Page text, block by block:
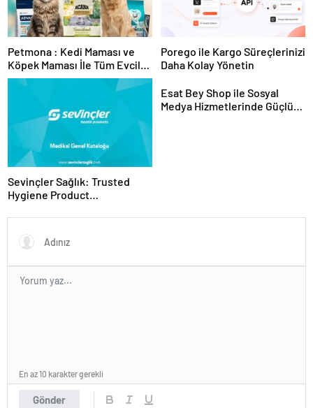
Petmona : Kedi Maması ve
Köpek Maması İle Tüm Evcil
Hayvan Ürünleri
Porego ile Kargo Süreçlerinizi
Daha Kolay Yönetin
Sevinçler Sağlık: Trusted
Hygiene Product
Esat Bey Shop ile Sosyal
Medya Hizmetlerinde Güçlü
Gönder
En az 10 karakter gerekli